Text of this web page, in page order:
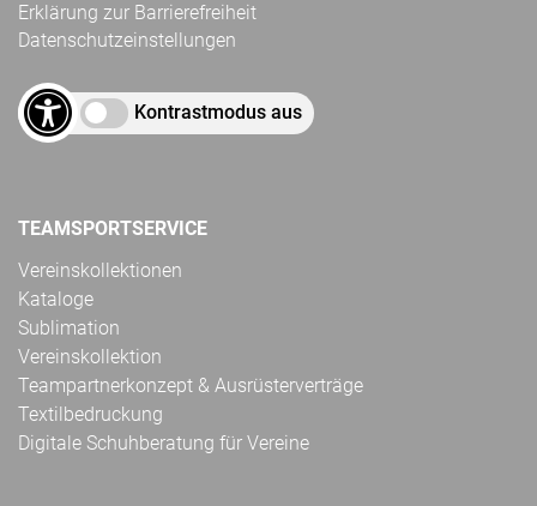
Erklärung zur Barrierefreiheit
Datenschutzeinstellungen
Kontrastmodus aus
TEAMSPORTSERVICE
Vereinskollektionen
Kataloge
Sublimation
Vereinskollektion
Teampartnerkonzept & Ausrüsterverträge
Textilbedruckung
Digitale Schuhberatung für Vereine